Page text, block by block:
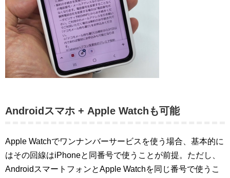
Androidスマホ + Apple Watchも可能
Apple Watchでワンナンバーサービスを使う場合、基本的に
はその回線はiPhoneと同番号で使うことが前提。ただし、
AndroidスマートフォンとApple Watchを同じ番号で使うこ